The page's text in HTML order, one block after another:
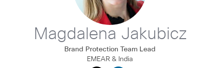
Magdalena Jakubicz
Brand Protection Team Lead
EMEAR & India